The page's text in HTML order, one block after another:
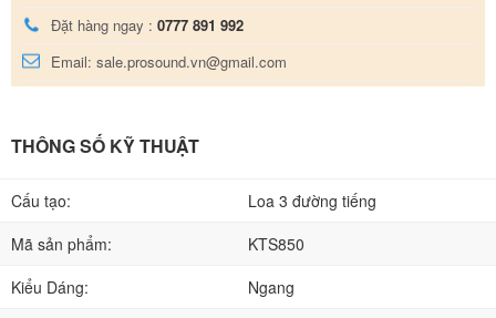
Đặt hàng ngay : 0777 891 992
Email: sale.prosound.vn@gmail.com
THÔNG SỐ KỸ THUẬT
Cấu tạo:
Loa 3 đường tiếng
Mã sản phẩm:
KTS850
Kiểu Dáng:
Ngang